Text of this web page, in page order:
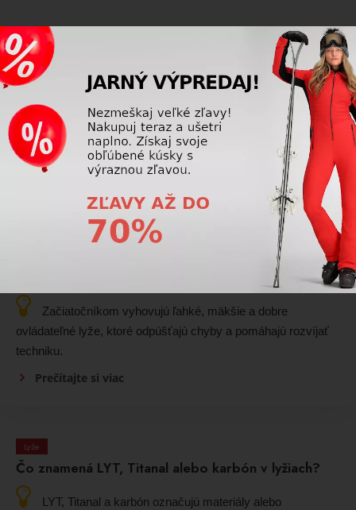
Lyže
Sú širšie lyže stabilnejšie pri vyššej rýchlosti?
Nie vždy. Širšie lyže sú stabilnejšie v mäkkom snehu a
prašane, ale na tvrdej zjazdovke bývajú pri vyššej rýchlosti
stabilnejšie skôr užšie a tvrdšie lyže s lepším držaním hrany.
Prečítajte si viac
Aké lyže sú najlepšie pre začínajúceho dospelého
Začiatočníkom vyhovujú ľahké, mäkšie a dobre
ovládateľné lyže, ktoré odpúšťajú chyby a pomáhajú rozvíjať
techniku.
Prečítajte si viac
Lyže
Čo znamená LYT, Titanal alebo karbón v lyžiach?
LYT, Titanal a karbón označujú materiály alebo